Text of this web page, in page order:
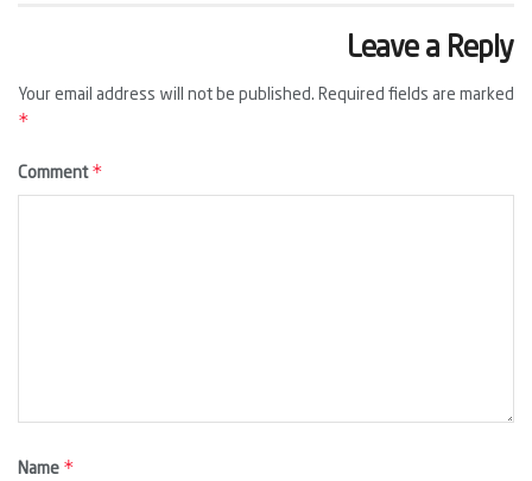
Leave a Reply
Your email address will not be published. Required fields are marked
*
Comment *
Name *